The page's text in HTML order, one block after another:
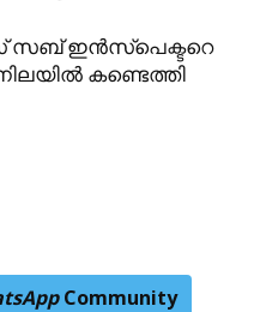
സബ് ഇൻസ്പെക്ടറെ
കണ്ടെത്തി
Community